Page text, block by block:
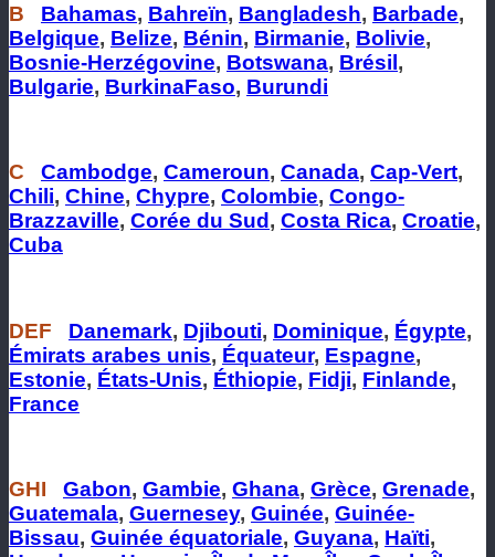
B Bahamas, Bahreïn, Bangladesh, Barbade,
Belgique, Belize, Bénin, Birmanie, Bolivie,
Bosnie-Herzégovine, Botswana, Brésil,
Bulgarie, BurkinaFaso, Burundi
C Cambodge, Cameroun, Canada, Cap-Vert,
Chili, Chine, Chypre, Colombie, Congo-
Brazzaville, Corée du Sud , Costa Rica, Croatie,
Cuba
DEF Danemark, Djibouti, Dominique, Égypte,
Émirats arabes unis, Équateur, Espagne,
Estonie, États-Unis, Éthiopie, Fidji, Finlande,
France
GHI Gabon, Gambie, Ghana, Grèce, Grenade,
Guatemala, Guernesey, Guinée, Guinée-
Bissau, Guinée équatoriale, Guyana, Haïti,